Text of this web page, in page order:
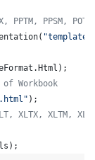
PPTM, PPSM,
(
. Html );
Workbook
);
XLTX, XLTM,
);